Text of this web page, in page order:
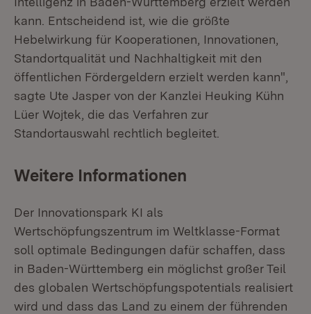
kann. Entscheidend ist, wie die größte
Hebelwirkung für Kooperationen, Innovationen,
Standortqualität und Nachhaltigkeit mit den
öffentlichen Fördergeldern erzielt werden kann",
sagte Ute Jasper von der Kanzlei Heuking Kühn
Lüer Wojtek, die das Verfahren zur
Standortauswahl rechtlich begleitet.
Weitere Informationen
Der Innovationspark KI als
Wertschöpfungszentrum im Weltklasse-Format
soll optimale Bedingungen dafür schaffen, dass
in Baden-Württemberg ein möglichst großer Teil
des globalen Wertschöpfungspotentials realisiert
wird und dass das Land zu einem der führenden